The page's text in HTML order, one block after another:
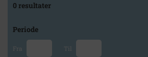
0 resultater
Periode
Fra Til